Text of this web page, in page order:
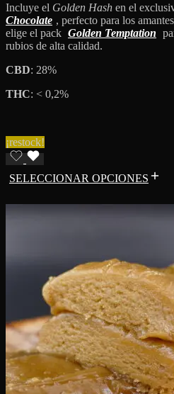
Incluye el Golden Hash en el
Chocolate , perfecto para los
elige el pack Golden Temptation
rubios de alta calidad.
CBD: 28%
THC: < 0,2%
¡restock!
SELECCIONAR OPCIONES